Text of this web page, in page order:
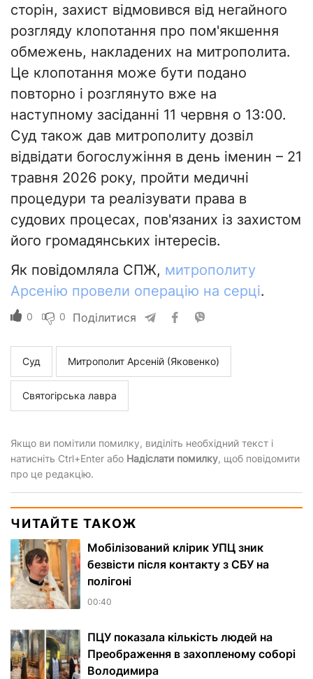
сторін, захист відмовився від негайного
розгляду клопотання про пом'якшення
обмежень, накладених на митрополита.
Це клопотання може бути подано
повторно і розглянуто вже на
наступному засіданні 11 червня о 13:00.
Суд також дав митрополиту дозвіл
відвідати богослужіння в день іменин – 21
травня 2026 року, пройти медичні
процедури та реалізувати права в
судових процесах, пов'язаних із захистом
його громадянських інтересів.
Як повідомляла СПЖ, митрополиту
Арсенію провели операцію на серці.
0 0 Поділитися
Суд Митрополит Арсеній (Яковенко)
Святогірська лавра
Якщо ви помітили помилку, виділіть необхідний текст і
натисніть Ctrl+Enter або Надіслати помилку, щоб повідомити
про це редакцію.
ЧИТАЙТЕ ТАКОЖ
Мобілізований клірик УПЦ зник
безвісти після контакту з СБУ на
полігоні
00:40
ПЦУ показала кількість людей на
Преображення в захопленому соборі
Володимира